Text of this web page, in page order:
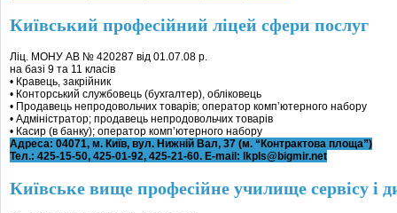
Київський професійний ліцей сфери послуг
Ліц. МОНУ АВ № 420287 від 01.07.08 р.
на базі 9 та 11 класів
• Кравець, закрійник
• Конторський службовець (бухгалтер), обліковець
• Продавець непродовольчих товарів; оператор комп’ютерного набору
• Адміністратор; продавець непродовольчих товарів
• Касир (в банку); оператор комп’ютерного набору
Адреса: 04071, м. Київ, вул. Нижній Вал, 37 (м. “Контрактова площа”)
Тел.: 425-15-50, 425-01-92, 425-21-60. E-mail: lkpls@bigmir.net
Київське вище професійне училище сервісу і